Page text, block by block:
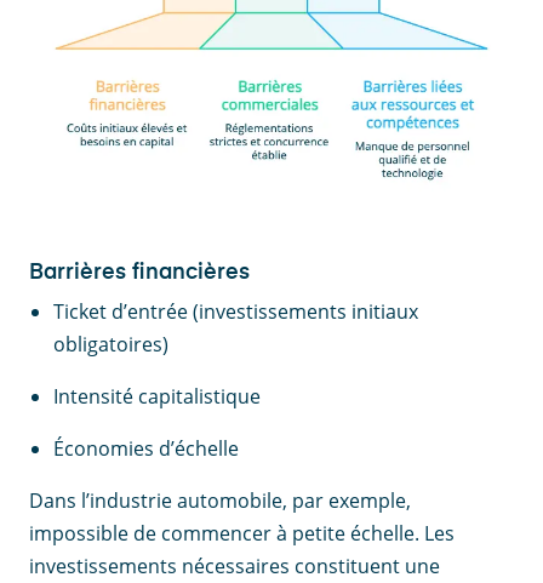
Barrières financières
Ticket d’entrée (investissements initiaux
obligatoires)
Intensité capitalistique
Économies d’échelle
Dans l’industrie automobile, par exemple,
impossible de commencer à petite échelle. Les
investissements nécessaires constituent une